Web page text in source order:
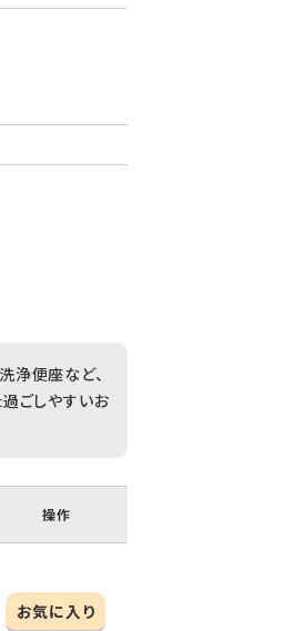
浄便座など、
ごしやすいお
操作
お気に入り